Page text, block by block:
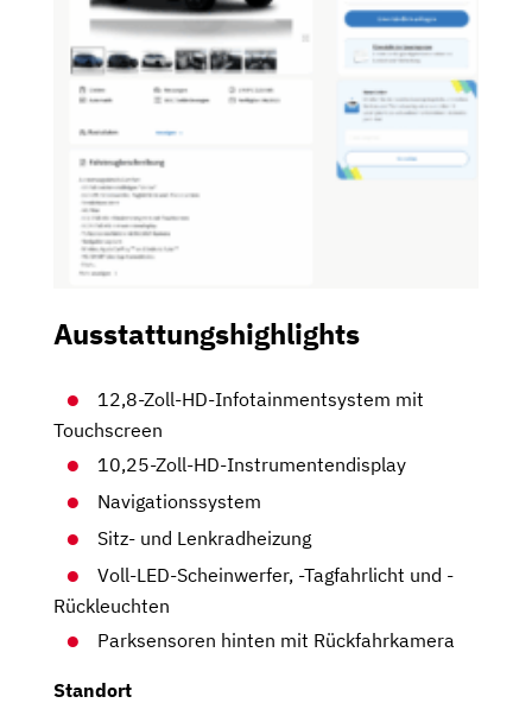
Ausstattungshighlights
12,8-Zoll-HD-Infotainmentsystem mit
Touchscreen
10,25-Zoll-HD-Instrumentendisplay
Navigationssystem
Sitz- und Lenkradheizung
Voll-LED-Scheinwerfer, -Tagfahrlicht und -
Rückleuchten
Parksensoren hinten mit Rückfahrkamera
Standort